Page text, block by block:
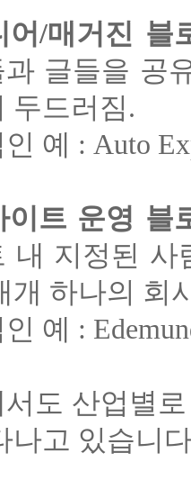
어/매거진 블
과 글들을 공
두드러짐.
예 : Auto
이트 운영 블
내 지정된 사
개 하나의 회
예 :
서도 산업별
나고 있습니